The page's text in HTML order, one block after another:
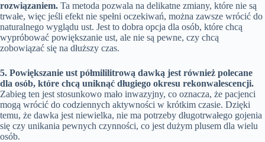
rozwiązaniem. Ta metoda pozwala na delikatne zmiany, które nie są
trwałe, więc jeśli efekt nie spełni oczekiwań, można zawsze wrócić do
naturalnego wyglądu ust. Jest to dobra opcja dla osób, które chcą
wypróbować powiększanie ust, ale nie są pewne, czy chcą
zobowiązać się na dłuższy czas.
5. Powiększanie ust półmililitrową dawką jest również polecane
dla osób, które chcą uniknąć długiego okresu rekonwalescencji.
Zabieg ten jest stosunkowo mało inwazyjny, co oznacza, że pacjenci
mogą wrócić do codziennych aktywności w krótkim czasie. Dzięki
temu, że dawka jest niewielka, nie ma potrzeby długotrwałego gojenia
się czy unikania pewnych czynności, co jest dużym plusem dla wielu
osób.